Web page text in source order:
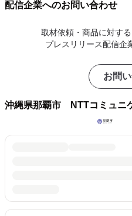
配信企業へのお問い合わせ
取材依頼・商品に対す
プレスリリース配信企
お問
沖縄県那覇市 NTTコミュニ